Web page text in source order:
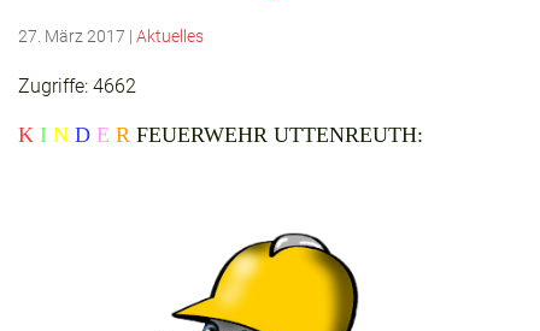
27. März 2017 | Aktuelles
Zugriffe: 4662
K I N D E R FEUERWEHR UTTENREUTH: